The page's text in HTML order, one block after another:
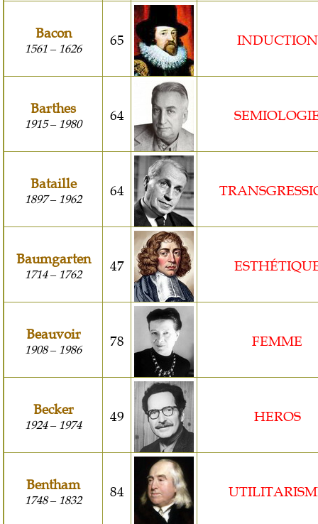
Bacon
1561 – 1626 65 INDUCTION
Barthes
1915– 1980 64
Bataille
1897– 1962 64
Baumgarten
1714– 1762 47
Beauvoir
1908– 1986 78 FEMME
Becker
1924– 1974 49 HEROS
Bentham
1748– 1832 84